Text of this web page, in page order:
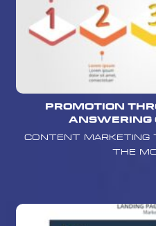
Promotion
Answering
Content marketing
the